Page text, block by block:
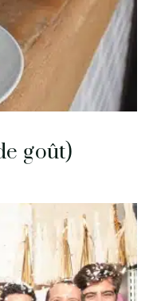
goût)